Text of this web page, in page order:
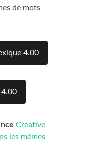
de mots
4.00
4.00
Creative
les mêmes